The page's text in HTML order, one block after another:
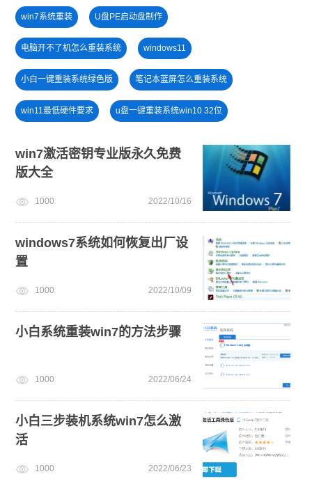
win7系统重装 U盘PE启动盘制作
电脑开不了机怎么重装系统 windows11
小白一键重装系统绿色版 笔记本蓝屏怎么重装系统
win11最低硬件要求 u盘一键重装系统win10 32位
win11怎么升级 戴尔一键重装系统教育版
windows11升级 一键重装系统备份win11系统
U盘装win7系统 win10系统重装 安装系统win7
win7激活密钥专业版永久免费
版大全
1000 2022/10/16
windows7系统如何恢复出厂设
置
1000 2022/10/09
小白系统重装win7的方法步骤
1000 2022/06/24
小白三步装机系统win7怎么激
活
1000 2022/06/23